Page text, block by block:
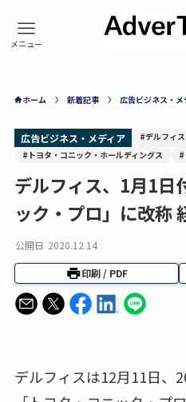
ホーム 新着記事 広告ビジネス・メ
広告ビジネス・メディア #デルフィス
#トヨタ・コニック・ホールディングス
#
デルフィス、1月1日
ック・プロ」に改称
公開日 2020.12.14
印刷 / PDF
デルフィスは12月11日、